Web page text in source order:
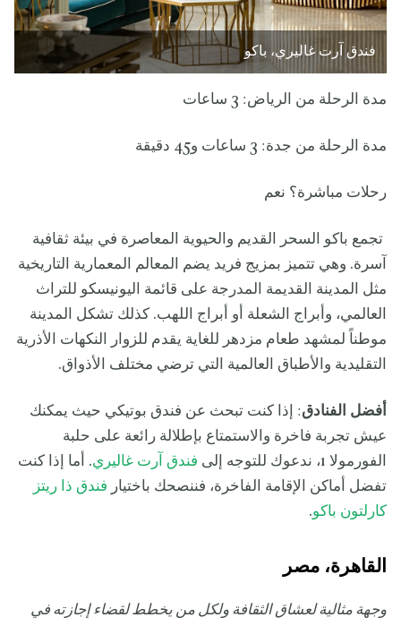
فندق آرت غاليري، باكو
مدة الرحلة من الرياض: 3 ساعات
مدة الرحلة من جدة: 3 ساعات و45 دقيقة
رحلات مباشرة؟ نعم
تجمع باكو السحر القديم والحيوية المعاصرة في بيئة ثقافية
آسرة. وهي تتميز بمزيج فريد يضم المعالم المعمارية التاريخية
مثل المدينة القديمة المدرجة على قائمة اليونيسكو للتراث
العالمي، وأبراج الشعلة أو أبراج اللهب. كذلك تشكل المدينة
موطناً لمشهد طعام مزدهر للغاية يقدم للزوار النكهات الأذرية
التقليدية والأطباق العالمية التي ترضي مختلف الأذواق.
أفضل الفنادق: إذا كنت تبحث عن فندق بوتيكي حيث يمكنك
عيش تجربة فاخرة والاستمتاع بإطلالة رائعة على حلبة
الفورمولا 1، ندعوك للتوجه إلى
فندق آرت غاليري. أما إذا كنت
تفضل أماكن الإقامة الفاخرة، فننصحك باختيار فندق ذا ريتز
كارلتون باكو.
القاهرة، مصر
وجهة مثالية لعشاق الثقافة ولكل من يخطط لقضاء إجازته في